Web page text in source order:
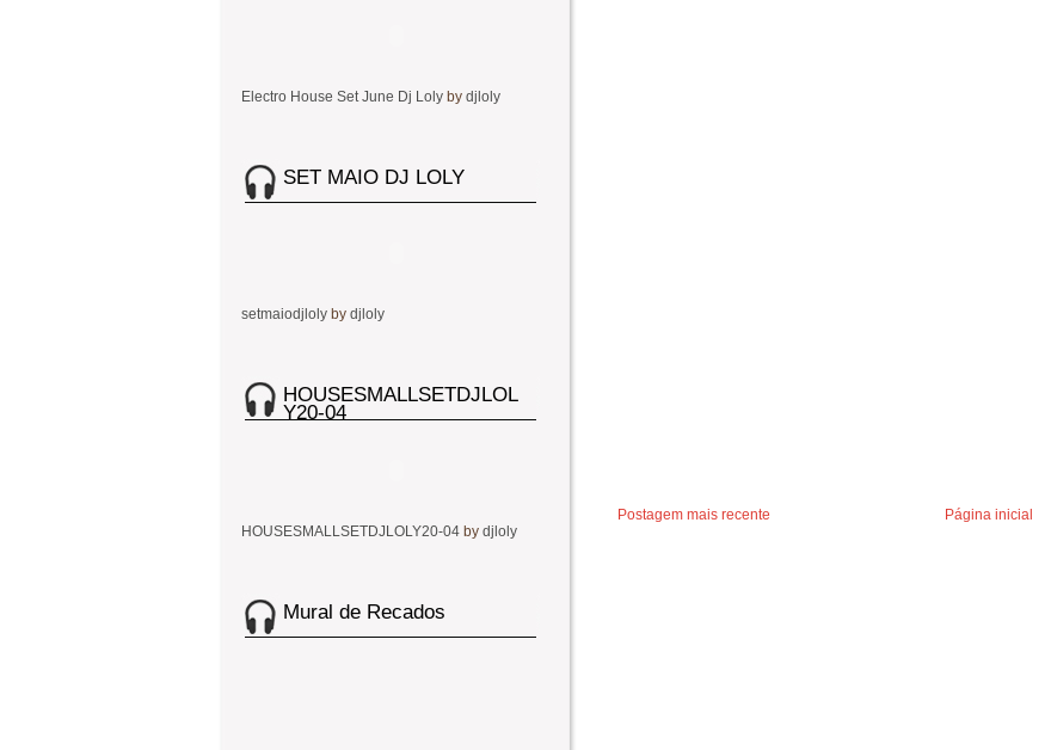
Postagem mais recente Página inicial
Electro House Set June Dj Loly by djloly
SET MAIO DJ LOLY
setmaiodjloly by djloly
HOUSESMALLSETDJLOL
Y20-04
HOUSESMALLSETDJLOLY20-04 by djloly
Mural de Recados